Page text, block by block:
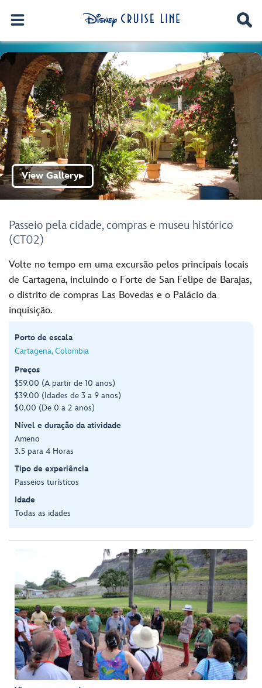
Passeio pela cidade, compras e museu histórico
(CT02)
View Gallery▶
Volte no tempo em uma excursão pelos principais locais
de Cartagena, incluindo o Forte de San Felipe de Barajas,
o distrito de compras Las Bovedas e o Palácio da
inquisição.
Porto de escala
Cartagena, Colombia
Preços
$59.00 (A partir de 10 anos)
$39.00 (Idades de 3 a 9 anos)
$0,00 (De 0 a 2 anos)
Nível e duração da atividade
Ameno
3.5 para 4 Horas
Tipo de experiência
Passeios turísticos
Idade
Todas as idades